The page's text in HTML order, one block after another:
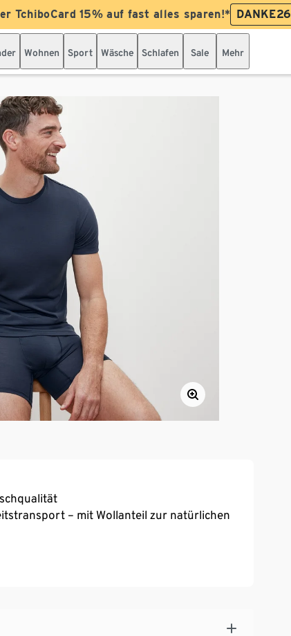
TchiboCard 15% auf fast alles sparen!* DANKE26
Wohnen Sport Wäsche Schlafen Sale Mehr
– mit Wollanteil zur natürlichen